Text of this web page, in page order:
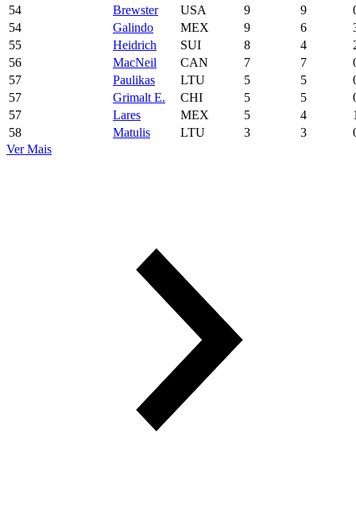
54
Brewster USA 9 9
54
Galindo MEX 9 6
55
Heidrich SUI 8 4
56
MacNeil CAN 7 7
57
Paulikas LTU 5 5
57
Grimalt E. CHI 5 5
57
Lares MEX 5 4
58
Matulis LTU 3 3
Ver Mais